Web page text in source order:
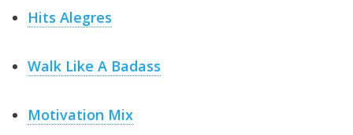
reservados .
Hits Alegres
Walk Like A Badass
Motivation Mix